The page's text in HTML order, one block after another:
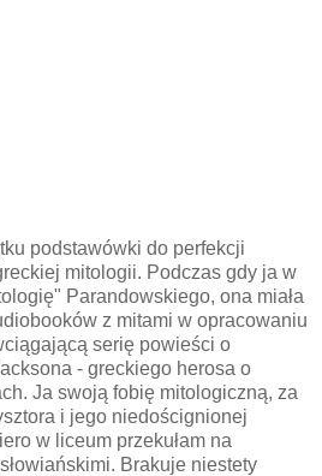
podstawówki do perfekcji
mitologii. Podczas gdy ja w
Parandowskiego, ona miała
z mitami w opracowaniu
serię powieści o
- greckiego herosa o
Ja swoją fobię mitologiczną, za
i jego niedoścignionej
w liceum przekułam na
Brakuje niestety